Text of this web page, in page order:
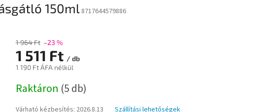
150ml 8717644579886
1 964 Ft –23 %
1 511 Ft / db
1 190 Ft ÁFA nélkül
Raktáron (5 db)
Várható kézbesítés: 2026.8.13 Szállítási lehetőségek